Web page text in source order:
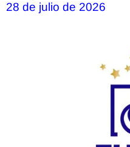
28 de julio de 2026